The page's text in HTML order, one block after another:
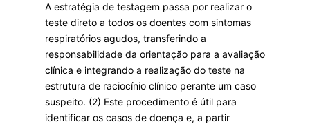
A estratégia de testagem passa por realizar o
teste direto a todos os doentes com sintomas
respiratórios agudos, transferindo a
responsabilidade da orientação para a avaliação
clínica e integrando a realização do teste na
estrutura de raciocínio clínico perante um caso
suspeito. (2) Este procedimento é útil para
identificar os casos de doença e, a partir